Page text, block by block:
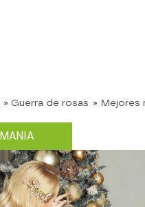
» Guerra de rosas » Mejores